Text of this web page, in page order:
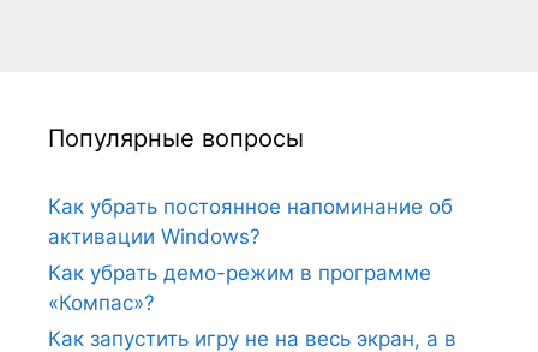
Популярные вопросы
Как убрать постоянное напоминание об
активации Windows?
Как убрать демо-режим в программе
«Компас»?
Как запустить игру не на весь экран, а в